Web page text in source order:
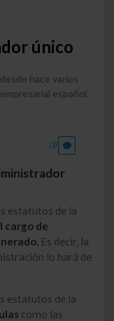
único
hace varios
español.
(3)
estatutos de la
cargo de
Es decir, la
lo hará de
estatutos de la
como las